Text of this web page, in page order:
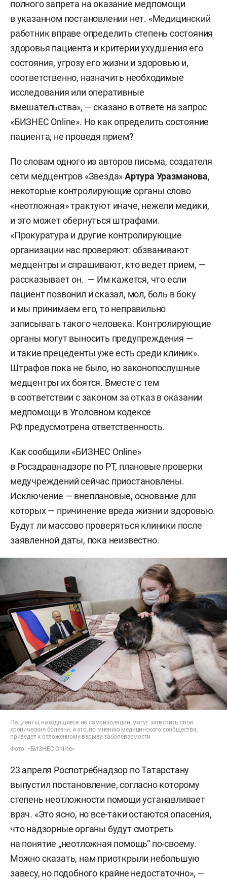
полного запрета на оказание медпомощи
в указанном постановлении нет. «Медицинский
работник вправе определить степень состояния
здоровья пациента и критерии ухудшения его
состояния, угрозу его жизни и здоровью и,
соответственно, назначить необходимые
исследования или оперативные
вмешательства», — сказано в ответе на запрос
«БИЗНЕС Online». Но как определить состояние
пациента, не проведя прием?
По словам одного из авторов письма, создателя
сети медцентров «Звезда»Артура Уразманова,
некоторые контролирующие органы слово
«неотложная» трактуют иначе, нежели медики,
и это может обернуться штрафами.
«Прокуратура и другие контролирующие
организации нас проверяют: обзванивают
медцентры и спрашивают, кто ведет прием, —
рассказывает он. — Им кажется, что если
пациент позвонил и сказал, мол, боль в боку
и мы принимаем его, то неправильно
записывать такого человека. Контролирующие
органы могут выносить предупреждения —
и такие прецеденты уже есть среди клиник».
Штрафов пока не было, но законопослушные
медцентры их боятся. Вместе с тем
в соответствии с законом за отказ в оказании
медпомощи в Уголовном кодексе
РФ предусмотрена ответственность.
Как сообщили «БИЗНЕС Online»
в Росздравнадзоре по РТ, плановые проверки
медучреждений сейчас приостановлены.
Исключение — внеплановые, основание для
которых — причинение вреда жизни и здоровью.
Будут ли массово проверяться клиники после
заявленной даты, пока неизвестно.
Пациенты, находящиеся на самоизоляции, могут запустить свои
хронические болезни, и это, по мнению медицинского сообщества,
приведет к отложенному взрыву заболеваемости
Фото: «БИЗНЕС Online»
23 апреля Роспотребнадзор по Татарстану
выпустил постановление, согласно которому
степень неотложности помощи устанавливает
врач. «Это ясно, но все-таки остаются опасения,
что надзорные органы будут смотреть
на понятие „неотложная помощь“ по-своему.
Можно сказать, нам приоткрыли небольшую
завесу, но подобного крайне недостаточно», —